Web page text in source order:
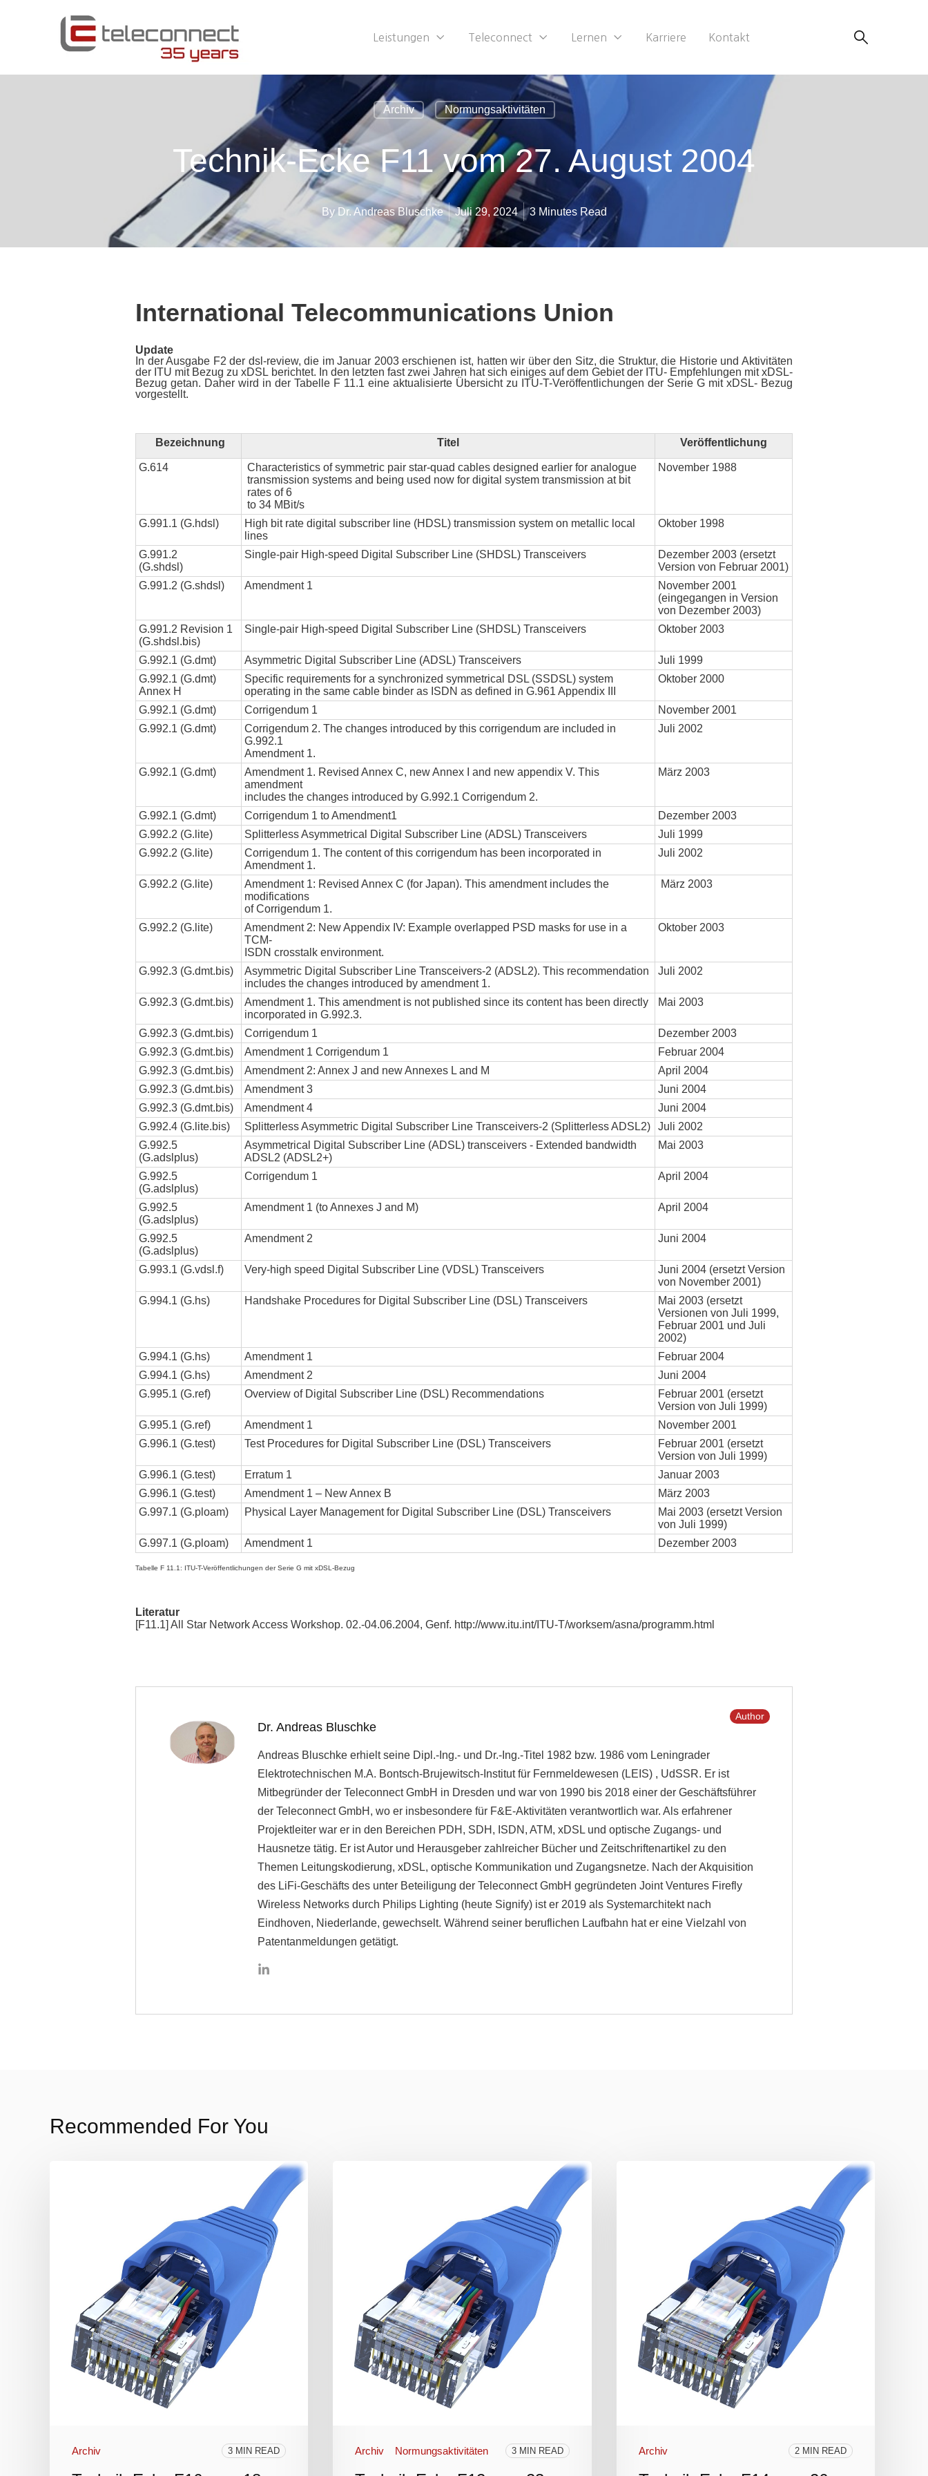
Leistungen Teleconnect Lernen Karriere Kontakt
Archiv Normungsaktivitäten
Technik-Ecke F11 vom 27. August 2004
By Dr. Andreas Bluschke Juli 29, 2024 3 Minutes Read
International Telecommunications Union
Update
In der Ausgabe F2 der dsl-review, die im Januar 2003 erschienen ist, hatten wir über den Sitz, die Struktur, die Historie und Aktivitäten
der ITU mit Bezug zu xDSL berichtet. In den letzten fast zwei Jahren hat sich einiges auf dem Gebiet der ITU- Empfehlungen mit xDSL-
Bezug getan. Daher wird in der Tabelle F 11.1 eine aktualisierte Übersicht zu ITU-T-Veröffentlichungen der Serie G mit xDSL- Bezug
vorgestellt.
Bezeichnung Titel Veröffentlichung
G.614
Characteristics of symmetric pair star-quad cables designed earlier for analogue
transmission systems and being used now for digital system transmission at bit
rates of 6
to 34 MBit/s
November 1988
G.991.1 (G.hdsl)
High bit rate digital subscriber line (HDSL) transmission system on metallic local
lines
Oktober 1998
G.991.2
(G.shdsl)
Single-pair High-speed Digital Subscriber Line (SHDSL) Transceivers
Dezember 2003 (ersetzt
Version von Februar 2001)
G.991.2 (G.shdsl)
Amendment 1
November 2001
(eingegangen in Version
von Dezember 2003)
G.991.2 Revision 1
(G.shdsl.bis)
Single-pair High-speed Digital Subscriber Line (SHDSL) Transceivers Oktober 2003
G.992.1 (G.dmt) Asymmetric Digital Subscriber Line (ADSL) Transceivers
Juli 1999
G.992.1 (G.dmt)
Annex H
Specific requirements for a synchronized symmetrical DSL (SSDSL) system
operating in the same cable binder as ISDN as defined in G.961 Appendix III
Oktober 2000
G.992.1 (G.dmt) Corrigendum 1
November 2001
G.992.1 (G.dmt)
Corrigendum 2. The changes introduced by this corrigendum are included in
G.992.1
Amendment 1.
Juli 2002
G.992.1 (G.dmt)
Amendment 1. Revised Annex C, new Annex I and new appendix V. This
amendment
includes the changes introduced by G.992.1 Corrigendum 2.
März 2003
G.992.1 (G.dmt) Corrigendum 1 to Amendment1
Dezember 2003
G.992.2 (G.lite)
Splitterless Asymmetrical Digital Subscriber Line (ADSL) Transceivers
Juli 1999
G.992.2 (G.lite)
Corrigendum 1. The content of this corrigendum has been incorporated in
Amendment 1.
Juli 2002
G.992.2 (G.lite)
Amendment 1: Revised Annex C (for Japan). This amendment includes the
modifications
of Corrigendum 1.
März 2003
G.992.2 (G.lite)
Amendment 2: New Appendix IV: Example overlapped PSD masks for use in a
TCM-
ISDN crosstalk environment.
Oktober 2003
G.992.3 (G.dmt.bis)
Asymmetric Digital Subscriber Line Transceivers-2 (ADSL2). This recommendation
includes the changes introduced by amendment 1.
Juli 2002
G.992.3 (G.dmt.bis)
Amendment 1. This amendment is not published since its content has been directly
incorporated in G.992.3.
Mai 2003
G.992.3 (G.dmt.bis) Corrigendum 1
Dezember 2003
G.992.3 (G.dmt.bis)
Amendment 1 Corrigendum 1
Februar 2004
G.992.3 (G.dmt.bis)
Amendment 2: Annex J and new Annexes L and M
April 2004
G.992.3 (G.dmt.bis)
Amendment 3
Juni 2004
G.992.3 (G.dmt.bis)
Amendment 4
Juni 2004
G.992.4 (G.lite.bis)
Splitterless Asymmetric Digital Subscriber Line Transceivers-2 (Splitterless ADSL2)
Juli 2002
G.992.5
(G.adslplus)
Asymmetrical Digital Subscriber Line (ADSL) transceivers - Extended bandwidth
ADSL2 (ADSL2+)
Mai 2003
G.992.5
(G.adslplus)
Corrigendum 1 April 2004
G.992.5
(G.adslplus)
Amendment 1 (to Annexes J and M) April 2004
G.992.5
(G.adslplus)
Amendment 2 Juni 2004
G.993.1 (G.vdsl.f) Very-high speed Digital Subscriber Line (VDSL) Transceivers
Juni 2004 (ersetzt Version
von November 2001)
G.994.1 (G.hs)
Handshake Procedures for Digital Subscriber Line (DSL) Transceivers
Mai 2003 (ersetzt
Versionen von Juli 1999,
Februar 2001 und Juli
2002)
G.994.1 (G.hs)
Amendment 1
Februar 2004
G.994.1 (G.hs)
Amendment 2
Juni 2004
G.995.1 (G.ref)
Overview of Digital Subscriber Line (DSL) Recommendations
Februar 2001 (ersetzt
Version von Juli 1999)
G.995.1 (G.ref)
Amendment 1
November 2001
G.996.1 (G.test)
Test Procedures for Digital Subscriber Line (DSL) Transceivers
Februar 2001 (ersetzt
Version von Juli 1999)
G.996.1 (G.test)
Erratum 1
Januar 2003
G.996.1 (G.test)
Amendment 1 – New Annex B
März 2003
G.997.1 (G.ploam)
Physical Layer Management for Digital Subscriber Line (DSL) Transceivers
Mai 2003 (ersetzt Version
von Juli 1999)
G.997.1 (G.ploam)
Amendment 1 Dezember 2003
Tabelle F 11.1: ITU-T-Veröffentlichungen der Serie G mit xDSL-Bezug
Literatur
[F11.1] All Star Network Access Workshop. 02.-04.06.2004, Genf. http://www.itu.int/ITU-T/worksem/asna/programm.html
Dr. Andreas Bluschke
Andreas Bluschke erhielt seine Dipl.-Ing.- und Dr.-Ing.-Titel 1982 bzw. 1986 vom Leningrader
Elektrotechnischen M.A. Bontsch-Brujewitsch-Institut für Fernmeldewesen (LEIS) , UdSSR. Er ist
Mitbegründer der Teleconnect GmbH in Dresden und war von 1990 bis 2018 einer der Geschäftsführer
der Teleconnect GmbH, wo er insbesondere für F&E-Aktivitäten verantwortlich war. Als erfahrener
Projektleiter war er in den Bereichen PDH, SDH, ISDN, ATM, xDSL und optische Zugangs- und
Hausnetze tätig. Er ist Autor und Herausgeber zahlreicher Bücher und Zeitschriftenartikel zu den
Themen Leitungskodierung, xDSL, optische Kommunikation und Zugangsnetze. Nach der Akquisition
des LiFi-Geschäfts des unter Beteiligung der Teleconnect GmbH gegründeten Joint Ventures Firefly
Wireless Networks durch Philips Lighting (heute Signify) ist er 2019 als Systemarchitekt nach
Eindhoven, Niederlande, gewechselt. Während seiner beruflichen Laufbahn hat er eine Vielzahl von
Patentanmeldungen getätigt.
Author
Recommended For You
Archiv 3 MIN READ Archiv Normungsaktivitäten 3 MIN READ Archiv 2 MIN READ